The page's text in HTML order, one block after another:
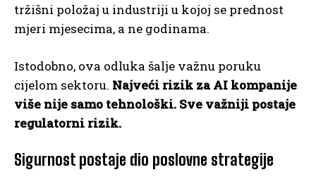
tržišni položaj u industriji u kojoj se prednost
mjeri mjesecima, a ne godinama.
Istodobno, ova odluka šalje važnu poruku
cijelom sektoru. Najveći rizik za AI kompanije
više nije samo tehnološki. Sve važniji postaje
regulatorni rizik.
Sigurnost postaje dio poslovne strategije